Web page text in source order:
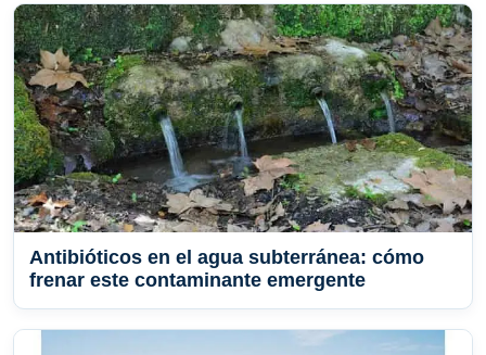
Antibióticos en el agua subterránea: cómo
frenar este contaminante emergente